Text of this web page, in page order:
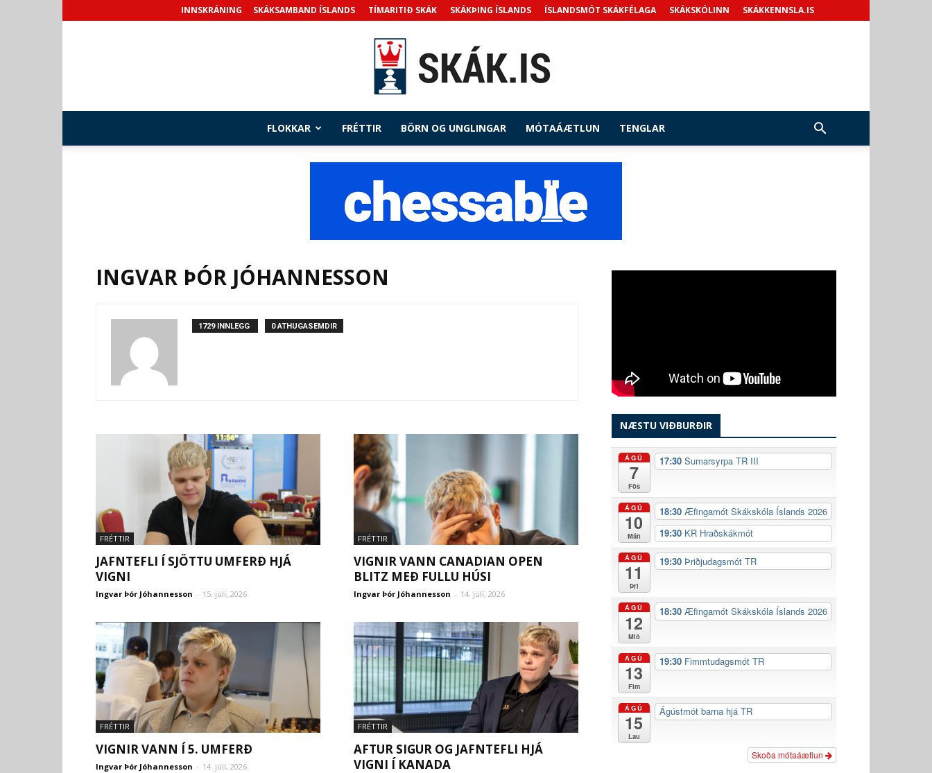
INNSKRÁNING SKÁKSAMBAND ÍSLANDS TÍMARITIÐ SKÁK SKÁKÞING ÍSLANDS ÍSLANDSMÓT SKÁKFÉLAGA SKÁKSKÓLINN SKÁKKENNSLA.IS
FLOKKAR FRÉTTIR BÖRN OG UNGLINGAR MÓTAÁÆTLUN TENGLAR
INGVAR ÞÓR JÓHANNESSON
1729 INNLEGG 0 ATHUGASEMDIR
FRÉTTIR
JAFNTEFLI Í SJÖTTU UMFERÐ HJÁ
VIGNI
Ingvar Þór Jóhannesson - 15. júlí, 2026
FRÉTTIR
VIGNIR VANN CANADIAN OPEN
BLITZ MEÐ FULLU HÚSI
Ingvar Þór Jóhannesson - 14. júlí, 2026
FRÉTTIR
VIGNIR VANN Í 5. UMFERÐ
Ingvar Þór Jóhannesson - 14. júlí, 2026
FRÉTTIR
AFTUR SIGUR OG JAFNTEFLI HJÁ
VIGNI Í KANADA
NÆSTU VIÐBURÐIR
ÁGÚ
7
Fös
17:30 Sumarsyrpa TR III
ÁGÚ
10
Mán
18:30 Æfingamót Skákskóla Íslands 2026
19:30 KR Hraðskákmót
ÁGÚ
11
Þri
19:30 Þriðjudagsmót TR
ÁGÚ
12
Mið
18:30 Æfingamót Skákskóla Íslands 2026
ÁGÚ
13
Fim
19:30 Fimmtudagsmót TR
ÁGÚ
15
Lau
Ágústmót barna hjá TR
Skoða mótaáætlun